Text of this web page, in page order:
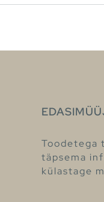
Toodetega
täpsema
külastage